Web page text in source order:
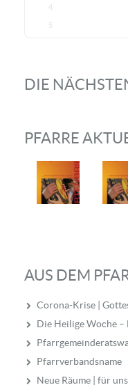
4
5
DIE
PFARRE
AUS DEM
Corona-Krise |
Die Heilige Woche
Pfarrverbandsname
Neue Räume | für